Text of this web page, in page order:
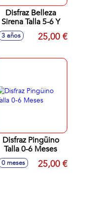
Disfraz Belleza
Sirena Talla 5-6 Y
3 años 25,00 €
Disfraz Pingüino
Talla 0-6 Meses
0 meses 25,00 €